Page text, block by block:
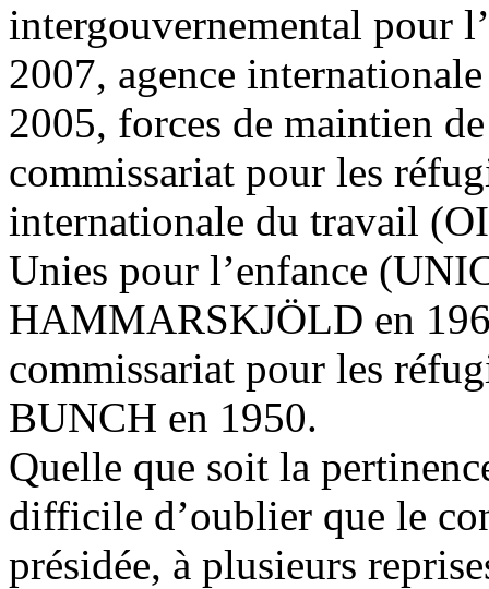
intergouvernemental pour
2007, agence
2005, forces de maintien
commissariat pour les
internationale du travail
Unies pour l’enfance
HAMMARSKJÖLD en
commissariat pour les
BUNCH en 1950.
Quelle que soit la
difficile d’oublier que le
présidée, à plusieurs